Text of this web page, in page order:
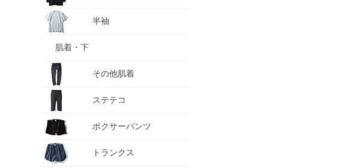
半袖
肌着・下
その他肌着
ステテコ
ボクサーパンツ
トランクス